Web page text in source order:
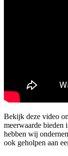
Bekijk deze video
meerwaarde
hebben wij
ook geholpen aan